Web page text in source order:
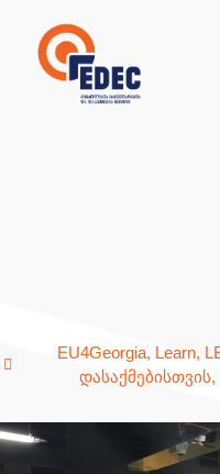
EU4Georgia, Learn,
დასაქმებისთვის,